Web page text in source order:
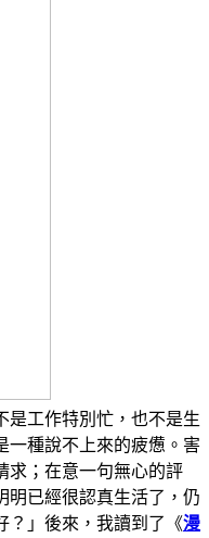
是工作特別忙，也不是生
一種說不上來的疲憊。害
求；在意一句無心的評
明已經很認真生活了，仍
？」後來，我讀到了《漫